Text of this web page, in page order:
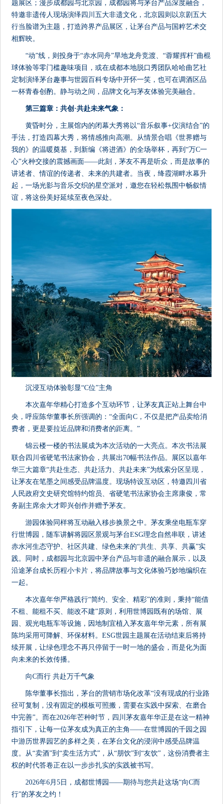
题展区；漫步成都园与北京园，成都园将与茅台产品深度融合，
特邀非遗传人现场演绎四川五大非遗文化，北京园则以京剧五大
行当脸谱为主题，打造跨界产品展区，让茅台产品与国粹艺术交
相辉映。
“动”线，则投身于“赤水同舟”旱地龙舟竞渡、“蓉耀挥杆”曲棍
球体验等零门槛趣味项目，或在成都本地脱口秀团队哈哈曲艺社
定制演绎茅台趣事与世园百科专场中开怀一笑，也可在调酒区品
一杯青春创酌。静与动之间，品牌文化与茅友体验完美融合。
第三篇章 ：共创 ·共赴未来气象 ：
黄昏时分，主展馆内的闭幕大秀将以“音乐叙事+仪演结合”的
手法，打造四幕大秀，将情感推向高潮。从情景合唱《世界赠与
我的》的温暖奠基，到新编《将进酒》的全场举杯，再到“万C一
心”火种交接的震撼画面——此刻，茅友不再是听众，而是故事的
讲述者、情谊的传递者、未来的共建者。当夜，绛霞湖畔水幕升
起，一场光影与音乐交织的星空派对，邀您在轻松氛围中畅叙情
谊，将这份美好延续至夜色深处。
沉浸互动体验彰显“C位”主角
本次嘉年华精心打造多个互动环节，让茅友真正站上舞台中
央，呼应陈华董事长所强调的：“全面向C，不仅是把产品卖给消
费者，更是要拉近品牌和消费者的距离。”
锦云楼一楼的书法展成为本次活动的一大亮点。本次书法展
联合四川省硬笔书法家协会，共展出70幅书法作品。展区以嘉年
华三大篇章“共赴生态、共赴活力、共赴未来”为线索分区呈现，
让茅友在笔墨之间感受品牌温度。现场特设互动区，特邀四川省
人民政府文史研究馆特约馆员、省硬笔书法家协会主席康俊，常
务副主席余大才即兴创作并赠予茅友。
游园体验同样将互动融入移步换景之中。茅友乘坐电瓶车穿
行世博园，随车讲解将园区景观与茅台ESG理念自然串联，讲述
赤水河生态守护、社区共建、绿色未来的“共生、共享、共赢”实
践。同时，成都园与北京园中茅台产品与非遗的融合展示，以及
沿途茅台成长历程小卡片，将品牌故事与文化体验巧妙地编织在
一起。
本次嘉年华严格践行“简约、安全、精彩”的准则，秉持“能借
不租、能租不买、能改不建”原则，利用世博园既有的场馆、展
园、观光电瓶车等设施，因地制宜植入茅友嘉年华元素，所有展
陈均采用可降解、环保材料。ESG世园主题展在活动结束后将持
续开展，让绿色理念不再只停留于一时一地的盛会，而是化为面
向未来的长效传播。
向C而行 共赴万千气象
陈华董事长指出，茅台的营销市场化改革“没有现成的行业路
径可复制，没有固定的模板可照搬，需要在实践中探索、在磨合
中完善”。而在2026年芒种时节，四川茅友嘉年华正是在这一精神
指引下，让每一位茅友成为真正的主角——在世博园的千园之园
中游历世界园艺的多样之美，在茅台文化的浸润中感受品牌温
度。从“卖酒”到“卖生活方式”，从“朋饮”到“友饮”，这份消费者主
权的时代答卷正在以一步步扎实的实践被书写。
2026年6月5日，成都世博园——期待与您共赴这场“向C而
行”的茅友之约！